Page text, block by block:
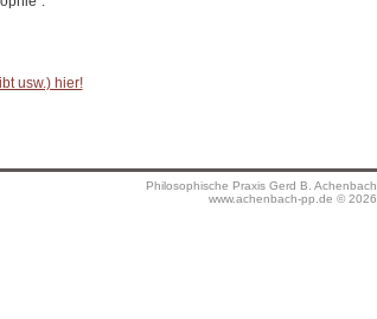
usw.) hier!
Philosophische Praxis Gerd B. Achenbach
www.achenbach-pp.de © 2026